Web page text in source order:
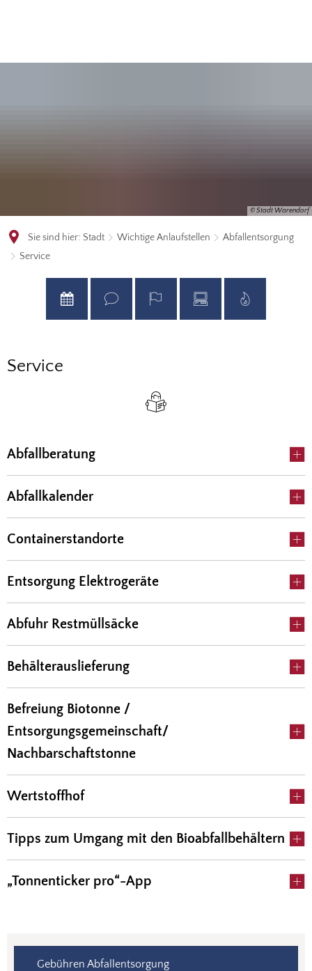
© Stadt Warendorf
Sie sind hier: Stadt Wichtige Anlaufstellen
Abfallentsorgung
Service
Service
Service
Abfallberatung
Abfallkalender
Containerstandorte
Entsorgung Elektrogeräte
Abfuhr Restmüllsäcke
Behälterauslieferung
Befreiung Biotonne /
Entsorgungsgemeinschaft/
Nachbarschaftstonne
Wertstoffhof
Tipps zum Umgang mit den Bioabfallbehältern
„Tonnenticker pro“-App
Gebühren Abfallentsorgung